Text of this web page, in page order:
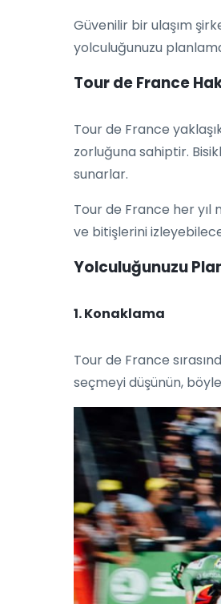
Güvenilir bir ulaşım
yolculuğunuzu
Tour de France
Tour de France
zorluğuna sahiptir.
sunarlar.
Tour de France her yıl
ve bitişlerini
Yolculuğunuzu
1. Konaklama
Tour de France
seçmeyi düşünün,